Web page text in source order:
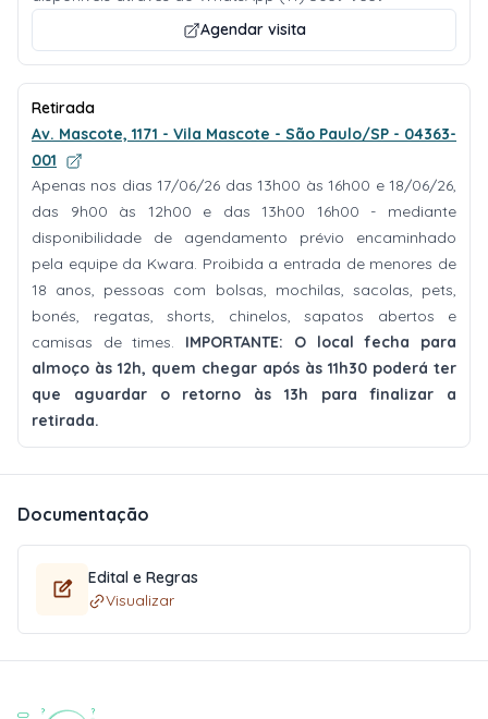
Agendar visita
Retirada
Av. Mascote, 1171 - Vila Mascote - São Paulo/SP - 04363-
001
Apenas nos dias 17/06/26 das 13h00 às 16h00 e 18/06/26,
das 9h00 às 12h00 e das 13h00 16h00 - mediante
disponibilidade de agendamento prévio encaminhado
pela equipe da Kwara. Proibida a entrada de menores de
18 anos, pessoas com bolsas, mochilas, sacolas, pets,
bonés, regatas, shorts, chinelos, sapatos abertos e
camisas de times. IMPORTANTE: O local fecha para
almoço às 12h, quem chegar após às 11h30 poderá ter
que aguardar o retorno às 13h para finalizar a
retirada.
Documentação
Edital e Regras
Visualizar